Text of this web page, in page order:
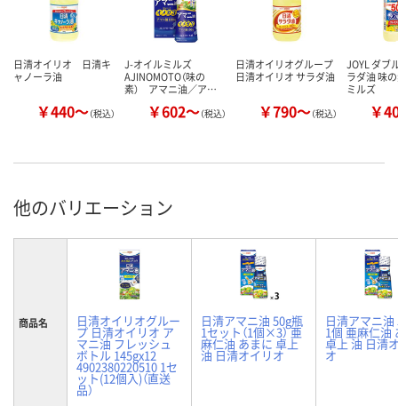
日清オイリオ 日清キ
ャノーラ油
￥440～（税込）
J-オイルミルズ
AJINOMOTO（味の
素） アマニ油／ア…
￥602～（税込）
日清オイリオグループ
日清オイリオ サラダ油
￥790～（税込）
JOYL ダブ
ラダ油 味
ミルズ
￥
他のバリエーション
商品名 日清オイリオグルー
プ 日清オイリオ ア
マニ油 フレッシュ
ボトル 145gx12
4902380220510 1セ
ット(12個入)（直送
品）
日清アマニ油 50g瓶
1セット（1個×3） 亜
麻仁油 あまに 卓上
油 日清オイリオ
日清アマニ油
1個 亜麻仁油
卓上 油 日清
オ